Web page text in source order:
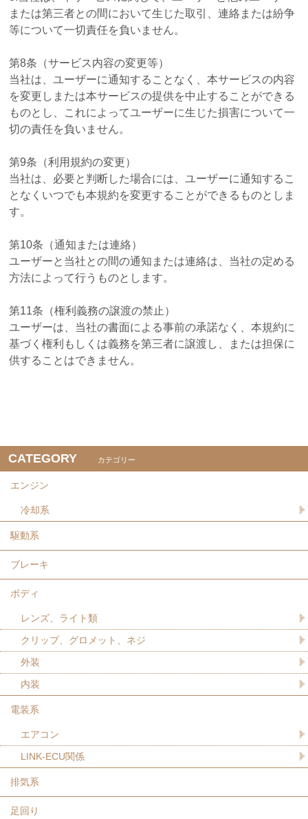
または第三者との間において生じた取引、連絡または紛争
等について一切責任を負いません。
第8条（サービス内容の変更等）
当社は、ユーザーに通知することなく、本サービスの内容
を変更しまたは本サービスの提供を中止することができる
ものとし、これによってユーザーに生じた損害について一
切の責任を負いません。
第9条（利用規約の変更）
当社は、必要と判断した場合には、ユーザーに通知するこ
となくいつでも本規約を変更することができるものとしま
す。
第10条（通知または連絡）
ユーザーと当社との間の通知または連絡は、当社の定める
方法によって行うものとします。
第11条（権利義務の譲渡の禁止）
ユーザーは、当社の書面による事前の承諾なく、本規約に
基づく権利もしくは義務を第三者に譲渡し、または担保に
供することはできません。
CATEGORY カテゴリー
エンジン
冷却系
駆動系
ブレーキ
ボディ
レンズ、ライト類
クリップ、グロメット、ネジ
外装
内装
電装系
エアコン
LINK-ECU関係
排気系
足回り